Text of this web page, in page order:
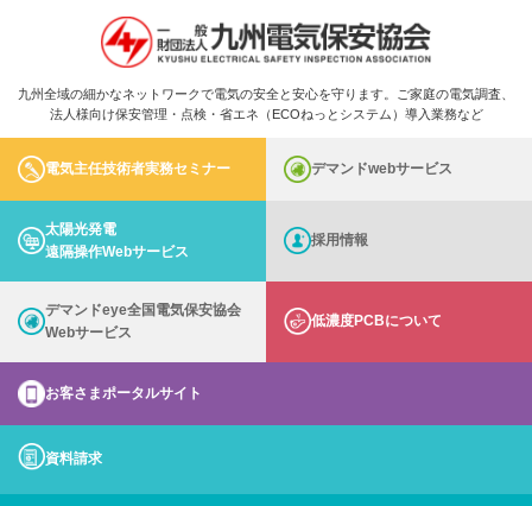
九州全域の細かなネットワークで電気の安全と安心を守ります。ご家庭の電気調査、
法人様向け保安管理・点検・省エネ（ECOねっとシステム）導入業務など
電気主任技術者実務セミナー デマンドwebサービス
太陽光発電
遠隔操作Webサービス
採用情報
デマンドeye全国電気保安協会
Webサービス
低濃度PCBについて
お客さまポータルサイト
資料請求